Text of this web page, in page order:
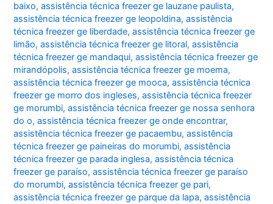
baixo,assistência técnica freezer ge lauzane paulista,
assistência técnica freezer ge leopoldina,assistência
técnica freezer ge liberdade,assistência técnica freezer ge
limão,assistência técnica freezer ge litoral,assistência
técnica freezer ge mandaqui,assistência técnica freezer ge
mirandópolis,assistência técnica freezer ge moema,
assistência técnica freezer ge mooca,assistência técnica
freezer ge morro dos ingleses,assistência técnica freezer
ge morumbi,assistência técnica freezer ge nossa senhora
do o,assistência técnica freezer ge onde encontrar,
assistência técnica freezer ge pacaembu,assistência
técnica freezer ge paineiras do morumbi,assistência
técnica freezer ge parada inglesa,assistência técnica
freezer ge paraíso,assistência técnica freezer ge paraíso
do morumbi,assistência técnica freezer ge pari,
assistência técnica freezer ge parque da lapa,assistência